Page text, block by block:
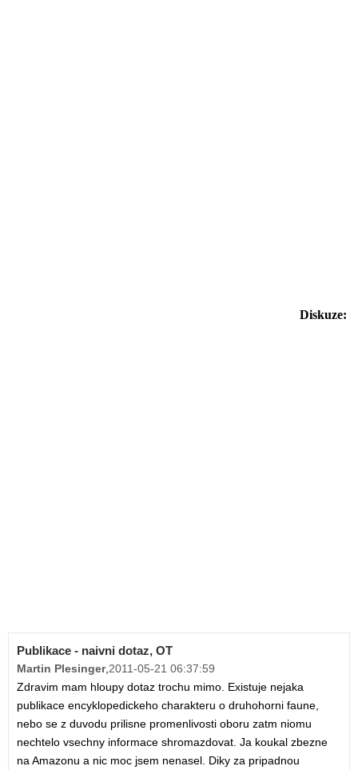
Diskuze:
Publikace - naivni dotaz, OT
Martin Plesinger,2011-05-21 06:37:59
Zdravim mam hloupy dotaz trochu mimo. Existuje nejaka
publikace encyklopedickeho charakteru o druhohorni faune,
nebo se z duvodu prilisne promenlivosti oboru zatm niomu
nechtelo vsechny informace shromazdovat. Ja koukal zbezne
na Amazonu a nic moc jsem nenasel. Diky za pripadnou